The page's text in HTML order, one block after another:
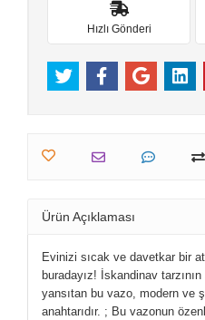
Hızlı Gönderi
Ürün Açıklaması
Evinizi sıcak ve davetkar bir
buradayız! İskandinav
yansıtan bu vazo, modern ve
anahtarıdır. ; Bu vazonun